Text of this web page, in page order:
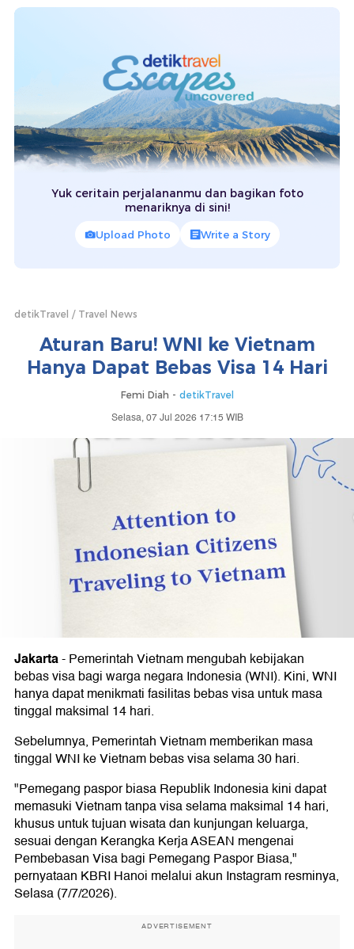
Yuk ceritain perjalananmu dan bagikan foto
menariknya di sini!
Upload Photo Write a Story
detikTravel Travel News
Aturan Baru! WNI ke Vietnam
Hanya Dapat Bebas Visa 14 Hari
Femi Diah - detikTravel
Selasa, 07 Jul 2026 17:15 WIB
Jakarta-Pemerintah Vietnam mengubah kebijakan
bebas visa bagi warga negara Indonesia (WNI). Kini, WNI
hanya dapat menikmati fasilitas bebas visa untuk masa
tinggal maksimal 14 hari.
Sebelumnya, Pemerintah Vietnam memberikan masa
tinggal WNI ke Vietnam bebas visa selama 30 hari.
"Pemegang paspor biasa Republik Indonesia kini dapat
memasuki Vietnam tanpa visa selama maksimal 14 hari,
khusus untuk tujuan wisata dan kunjungan keluarga,
sesuai dengan Kerangka Kerja ASEAN mengenai
Pembebasan Visa bagi Pemegang Paspor Biasa,"
pernyataan KBRI Hanoi melalui akun Instagram resminya,
Selasa (7/7/2026).
ADVERTISEMENT